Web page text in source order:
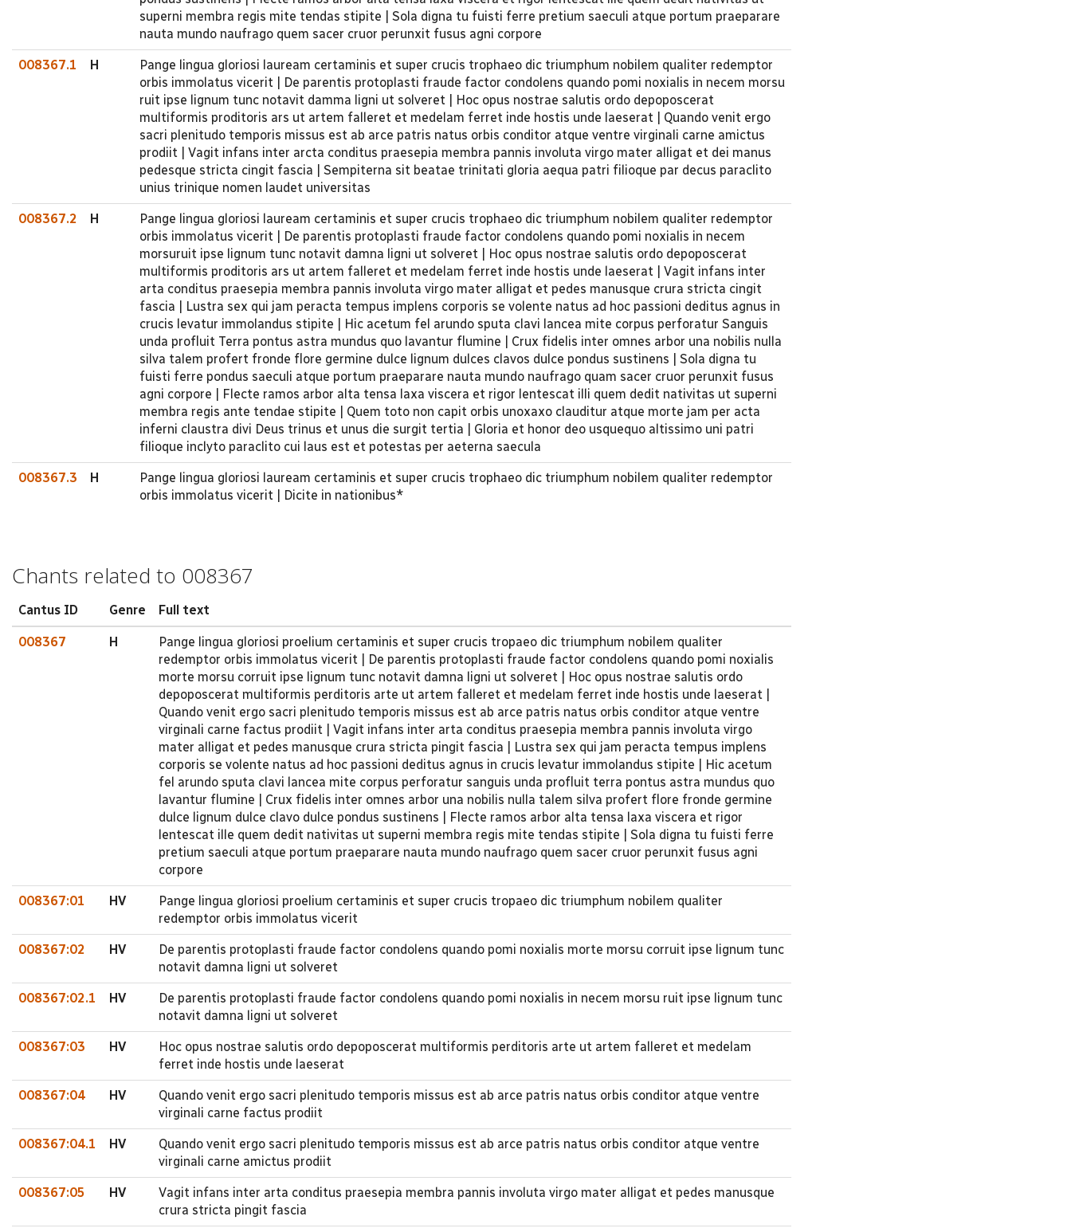
superni membra regis mite tendas stipite | Sola digna tu fuisti ferre pretium saeculi atque portum praeparare
nauta mundo naufrago quem sacer cruor perunxit fusus agni corpore
008367.1 H
Pange lingua gloriosi lauream certaminis et super crucis trophaeo dic triumphum nobilem qualiter redemptor
orbis immolatus vicerit | De parentis protoplasti fraude factor condolens quando pomi noxialis in necem morsu
ruit ipse lignum tunc notavit damma ligni ut solveret | Hoc opus nostrae salutis ordo depoposcerat
multiformis proditoris ars ut artem falleret et medelam ferret inde hostis unde laeserat | Quando venit ergo
sacri plenitudo temporis missus est ab arce patris natus orbis conditor atque ventre virginali carne amictus
prodiit | Vagit infans inter arcta conditus praesepia membra pannis involuta virgo mater alligat et dei manus
pedesque stricta cingit fascia | Sempiterna sit beatae trinitati gloria aequa patri filioque par decus paraclito
unius trinique nomen laudet universitas
008367.2 H
Pange lingua gloriosi lauream certaminis et super crucis trophaeo dic triumphum nobilem qualiter redemptor
orbis immolatus vicerit | De parentis protoplasti fraude factor condolens quando pomi noxialis in necem
morsuruit ipse lignum tunc notavit damna ligni ut solveret | Hoc opus nostrae salutis ordo depoposcerat
multiformis proditoris ars ut artem falleret et medelam ferret inde hostis unde laeserat | Vagit infans inter
arta conditus praesepia membra pannis involuta virgo mater alligat et pedes manusque crura stricta cingit
fascia | Lustra sex qui jam peracta tempus implens corporis se volente natus ad hoc passioni deditus agnus in
crucis levatur immolandus stipite | Hic acetum fel arundo sputa clavi lancea mite corpus perforatur Sanguis
unda profluit Terra pontus astra mundus quo lavantur flumine | Crux fidelis inter omnes arbor una nobilis nulla
silva talem profert fronde flore germine dulce lignum dulces clavos dulce pondus sustinens | Sola digna tu
fuisti ferre pondus saeculi atque portum praeparare nauta mundo naufrago quam sacer cruor perunxit fusus
agni corpore | Flecte ramos arbor alta tensa laxa viscera et rigor lentescat illi quem dedit nativitas ut superni
membra regis ante tendae stipite | Quem toto non capit orbis unoxaxo clauditur atque morte jam per acta
inferni claustra divi Deus trinus et unus die surgit tertia | Gloria et honor deo usquequo altissimo uni patri
filioque inclyto paraclito cui laus est et potestas per aeterna saecula
008367.3 H
Pange lingua gloriosi lauream certaminis et super crucis trophaeo dic triumphum nobilem qualiter redemptor
orbis immolatus vicerit | Dicite in nationibus*
Chants related to 008367
Cantus ID Genre Full text
008367 H
Pange lingua gloriosi proelium certaminis et super crucis tropaeo dic triumphum nobilem qualiter
redemptor orbis immolatus vicerit | De parentis protoplasti fraude factor condolens quando pomi noxialis
morte morsu corruit ipse lignum tunc notavit damna ligni ut solveret | Hoc opus nostrae salutis ordo
depoposcerat multiformis perditoris arte ut artem falleret et medelam ferret inde hostis unde laeserat |
Quando venit ergo sacri plenitudo temporis missus est ab arce patris natus orbis conditor atque ventre
virginali carne factus prodiit | Vagit infans inter arta conditus praesepia membra pannis involuta virgo
mater alligat et pedes manusque crura stricta pingit fascia | Lustra sex qui jam peracta tempus implens
corporis se volente natus ad hoc passioni deditus agnus in crucis levatur immolandus stipite | Hic acetum
fel arundo sputa clavi lancea mite corpus perforatur sanguis unda profluit terra pontus astra mundus quo
lavantur flumine | Crux fidelis inter omnes arbor una nobilis nulla talem silva profert flore fronde germine
dulce lignum dulce clavo dulce pondus sustinens | Flecte ramos arbor alta tensa laxa viscera et rigor
lentescat ille quem dedit nativitas ut superni membra regis mite tendas stipite | Sola digna tu fuisti ferre
pretium saeculi atque portum praeparare nauta mundo naufrago quem sacer cruor perunxit fusus agni
corpore
008367:01 HV
Pange lingua gloriosi proelium certaminis et super crucis tropaeo dic triumphum nobilem qualiter
redemptor orbis immolatus vicerit
008367:02 HV
De parentis protoplasti fraude factor condolens quando pomi noxialis morte morsu corruit ipse lignum tunc
notavit damna ligni ut solveret
008367:02.1 HV
De parentis protoplasti fraude factor condolens quando pomi noxialis in necem morsu ruit ipse lignum tunc
notavit damna ligni ut solveret
008367:03 HV
Hoc opus nostrae salutis ordo depoposcerat multiformis perditoris arte ut artem falleret et medelam
ferret inde hostis unde laeserat
008367:04 HV
Quando venit ergo sacri plenitudo temporis missus est ab arce patris natus orbis conditor atque ventre
virginali carne factus prodiit
008367:04.1 HV
Quando venit ergo sacri plenitudo temporis missus est ab arce patris natus orbis conditor atque ventre
virginali carne amictus prodiit
008367:05 HV
Vagit infans inter arta conditus praesepia membra pannis involuta virgo mater alligat et pedes manusque
crura stricta pingit fascia